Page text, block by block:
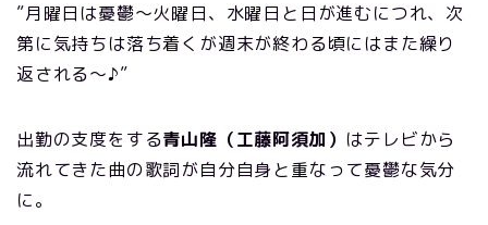
”月曜日は憂鬱〜火曜日、水曜日と日が進むにつれ、次
第に気持ちは落ち着くが週末が終わる頃にはまた繰り
返される〜♪”
出勤の支度をする青山隆（工藤阿須加） はテレビから
流れてきた曲の歌詞が自分自身と重なって憂鬱な気分
に。